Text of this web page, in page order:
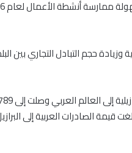
وزيادة حجم التبادل التجاري بين